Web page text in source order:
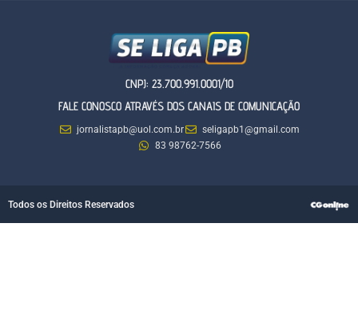
CNPJ: 23.700.991.0001/10
FALE CONOSCO ATRAVÉS DOS CANAIS DE COMUNICAÇÃO
jornalistapb@uol.com.br
seligapb1@gmail.com
83 98762-7566
Todos os Direitos Reservados